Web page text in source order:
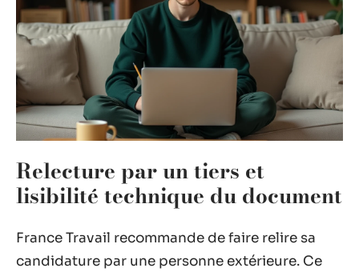
Relecture par un tiers et
lisibilité technique du document
France Travail recommande de faire relire sa
candidature par une personne extérieure. Ce